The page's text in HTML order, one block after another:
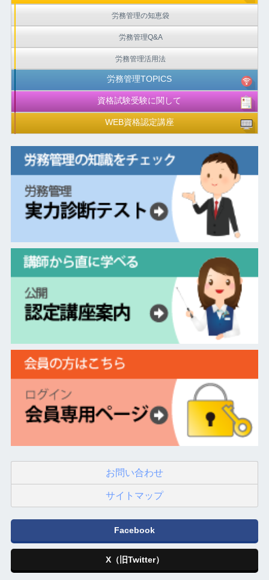
労務管理の知恵袋
労務管理Q&A
労務管理活用法
労務管理TOPICS
資格試験受験に関して
WEB資格認定講座
お問い合わせ
サイトマップ
Facebook
X（旧Twitter）